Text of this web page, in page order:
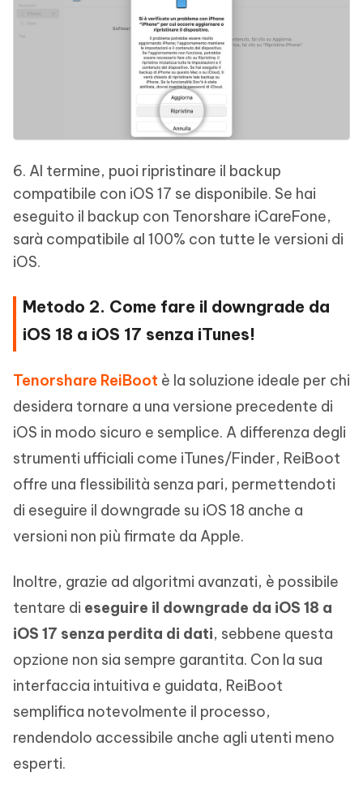
6. Al termine, puoi ripristinare il backup
compatibile con iOS 17 se disponibile. Se hai
eseguito il backup con Tenorshare iCareFone,
sarà compatibile al 100% con tutte le versioni di
iOS.
Metodo 2. Come fare il downgrade da
iOS 18 a iOS 17 senza iTunes!
Tenorshare ReiBoot è la soluzione ideale per chi
desidera tornare a una versione precedente di
iOS in modo sicuro e semplice. A differenza degli
strumenti ufficiali come iTunes/Finder, ReiBoot
offre una flessibilità senza pari, permettendoti
di eseguire il downgrade su iOS 18 anche a
versioni non più firmate da Apple.
Inoltre, grazie ad algoritmi avanzati, è possibile
tentare di eseguire il downgrade da iOS 18 a
iOS 17 senza perdita di dati, sebbene questa
opzione non sia sempre garantita. Con la sua
interfaccia intuitiva e guidata, ReiBoot
semplifica notevolmente il processo,
rendendolo accessibile anche agli utenti meno
esperti.